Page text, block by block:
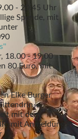
- 20.45 Uhr
Spende, mit
18.00 - 19.00
80 Euro, mit
Elke Burger
mit dem
mit Anmeldung